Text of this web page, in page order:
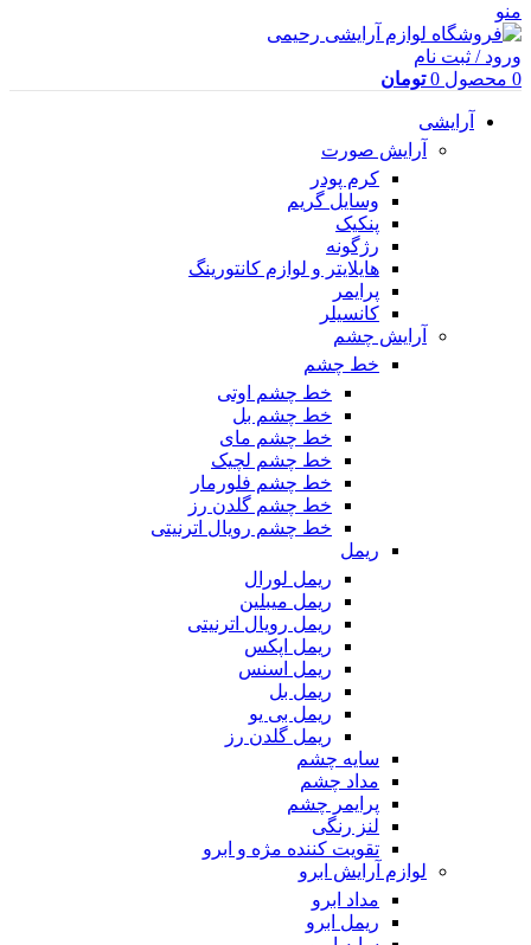
منو
ورود / ثبت نام
0 محصول 0 تومان
آرایشی
آرایش صورت
کرم پودر
وسایل گریم
پنکیک
رژگونه
هایلایتر و لوازم کانتورینگ
پرایمر
کانسیلر
آرایش چشم
خط چشم
خط چشم اوتی
خط چشم بل
خط چشم مای
خط چشم لچیک
خط چشم فلورمار
خط چشم گلدن رز
خط چشم رویال اترنیتی
ریمل
ریمل لورال
ریمل میبلین
ریمل رویال اترنیتی
ریمل اپکس
ریمل اسنس
ریمل بل
ریمل بی یو
ریمل گلدن رز
سایه چشم
مداد چشم
پرایمر چشم
لنز رنگی
تقویت کننده مژه و ابرو
لوازم آرایش ابرو
مداد ابرو
ریمل ابرو